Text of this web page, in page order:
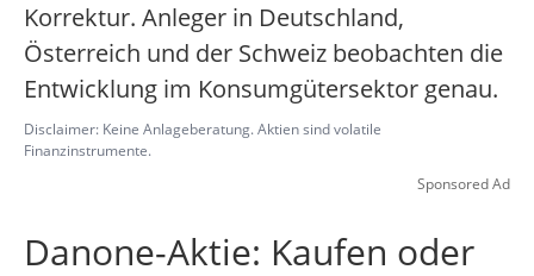
Korrektur. Anleger in Deutschland,
Österreich und der Schweiz beobachten die
Entwicklung im Konsumgütersektor genau.
Disclaimer: Keine Anlageberatung. Aktien sind volatile
Finanzinstrumente.
Sponsored Ad
Danone-Aktie: Kaufen oder